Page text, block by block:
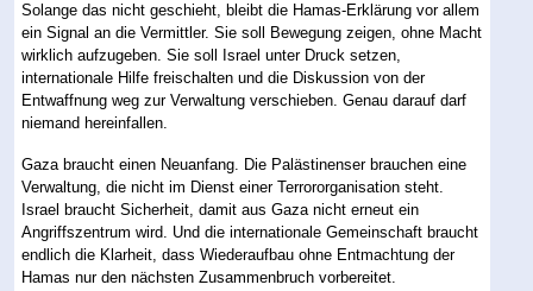
Solange das nicht geschieht, bleibt die Hamas-Erklärung vor allem
ein Signal an die Vermittler. Sie soll Bewegung zeigen, ohne Macht
wirklich aufzugeben. Sie soll Israel unter Druck setzen,
internationale Hilfe freischalten und die Diskussion von der
Entwaffnung weg zur Verwaltung verschieben. Genau darauf darf
niemand hereinfallen.
Gaza braucht einen Neuanfang. Die Palästinenser brauchen eine
Verwaltung, die nicht im Dienst einer Terrororganisation steht.
Israel braucht Sicherheit, damit aus Gaza nicht erneut ein
Angriffszentrum wird. Und die internationale Gemeinschaft braucht
endlich die Klarheit, dass Wiederaufbau ohne Entmachtung der
Hamas nur den nächsten Zusammenbruch vorbereitet.